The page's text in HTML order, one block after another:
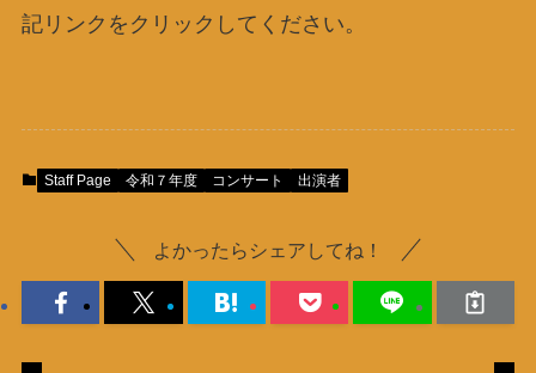
記リンクをクリックしてください。
Staff Page 令和７年度 コンサート 出演者
よかったらシェアしてね！